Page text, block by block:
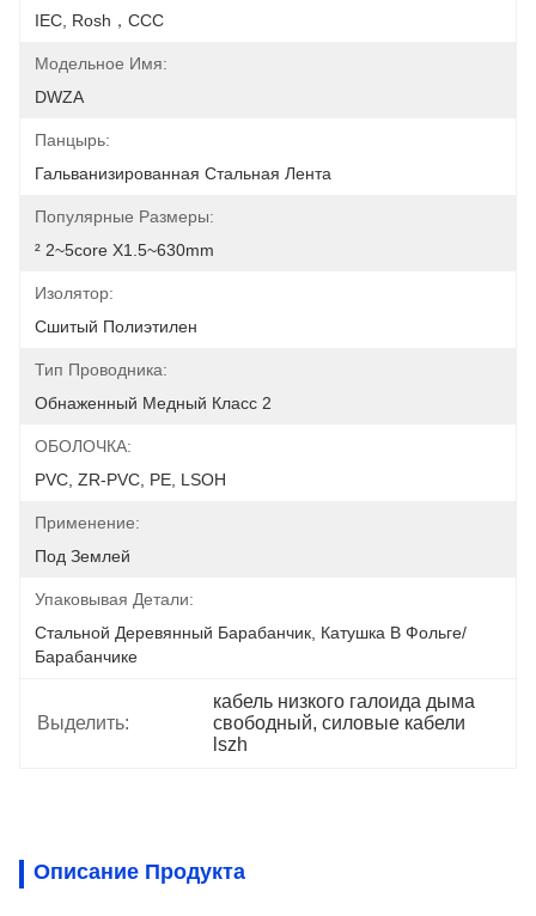
IEC, Rosh，CCC
Модельное Имя:
DWZA
Панцырь:
Гальванизированная Стальная Лента
Популярные Размеры:
² 2~5core X1.5~630mm
Изолятор:
Сшитый Полиэтилен
Тип Проводника:
Обнаженный Медный Класс 2
ОБОЛОЧКА:
PVC, ZR-PVC, PE, LSOH
Применение:
Под Землей
Упаковывая Детали:
Стальной Деревянный Барабанчик, Катушка В Фольге/
Барабанчике
Выделить:
кабель низкого галоида дыма
свободный, силовые кабели
lszh
Описание Продукта